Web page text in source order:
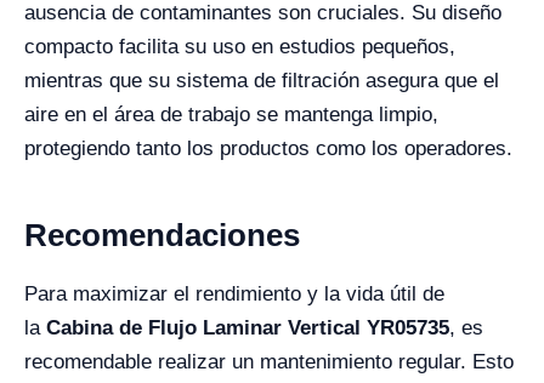
ausencia de contaminantes son cruciales. Su diseño
compacto facilita su uso en estudios pequeños,
mientras que su sistema de filtración asegura que el
aire en el área de trabajo se mantenga limpio,
protegiendo tanto los productos como los operadores.
Recomendaciones
Para maximizar el rendimiento y la vida útil de
la Cabina de Flujo Laminar Vertical YR05735, es
recomendable realizar un mantenimiento regular. Esto